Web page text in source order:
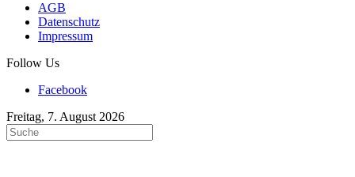
AGB
Datenschutz
Impressum
Follow Us
Facebook
Freitag, 7. August 2026